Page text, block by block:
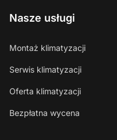
Nasze usługi
Montaż klimatyzacji
Serwis klimatyzacji
Oferta klimatyzacji
Bezpłatna wycena